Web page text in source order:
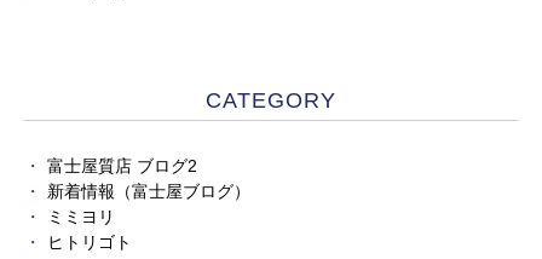
CATEGORY
富士屋質店 ブログ2
新着情報（富士屋ブログ）
ミミヨリ
ヒトリゴト